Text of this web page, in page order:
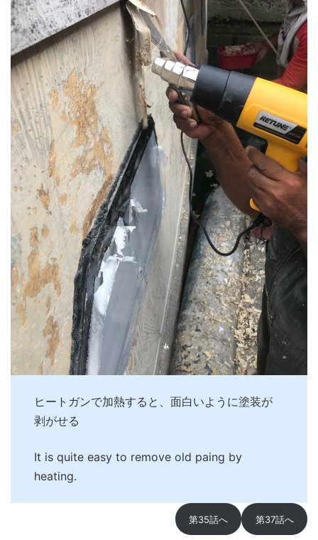
ヒートガンで加熱すると、面白いように塗装が
剥がせる
It is quite easy to remove old paing by
heating.
第35話へ 第37話へ